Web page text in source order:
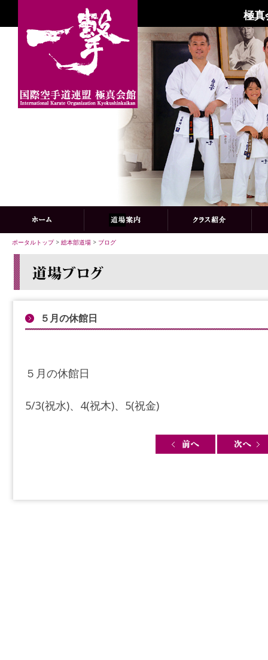
極真
ポータルトップ> 総本部道場 > ブログ
５月の休館日
５月の休館日
5/3(祝水)、4(祝木)、5(祝金)